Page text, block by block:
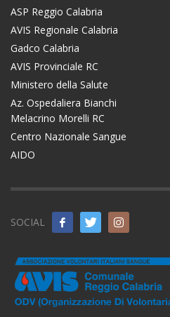
ASP Reggio Calabria
AVIS Regionale Calabria
Gadco Calabria
AVIS Provinciale RC
Ministero della Salute
Az. Ospedaliera Bianchi
Melacrino Morelli RC
Centro Nazionale Sangue
AIDO
SOCIAL